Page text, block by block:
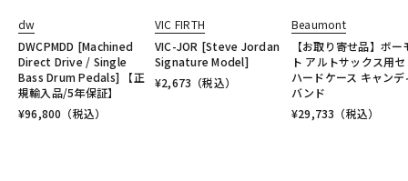
dw
DWCPMDD [Machined
Direct Drive / Single
Bass Drum Pedals] 【正
規輸入品/5年保証】
¥96,800 （税込）
VIC FIRTH
VIC-JOR [Steve Jordan
Signature Model]
¥2,673 （税込）
Beaumont
【お取り寄せ品】ボー
ト アルトサックス用
ハードケース キャンデ
バンド
¥29,733 （税込）